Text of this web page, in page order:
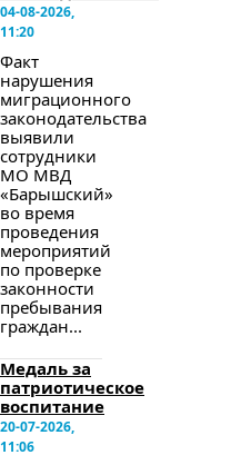
04-08-2026,
11:20
Факт
нарушения
миграционного
законодательства
выявили
сотрудники
МО МВД
«Барышский»
во время
проведения
мероприятий
по проверке
законности
пребывания
граждан...
Медаль за
патриотическое
воспитание
20-07-2026,
11:06